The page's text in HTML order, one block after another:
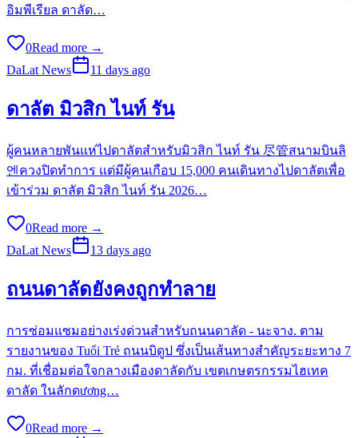
อิมพีเรียล ดาลัด…
0Read more →
DaLat News
11 days ago
ดาลัต มิวสิก ไนท์ รัน
ผู้คนหลายพันแห่ไปดาลัตสำหรับมิวสิก ไนท์ รัน 尽管สนามบินลิ
엔ควงปิดทำการ แต่มีผู้คนเกือบ 15,000 คนเดินทางไปดาลัตเพื่อ
เข้าร่วม ดาลัต มิวสิก ไนท์ รัน 2026…
0Read more →
DaLat News
13 days ago
ถนนดาลัดยังคงถูกทำลาย
การซ่อมแซมอย่างเร่งด่วนสำหรับถนนดาลัด - นะจาง. ตาม
รายงานของ Tuổi Trẻ ถนนบิดูป ซึ่งเป็นเส้นทางสำคัญระยะทาง 7
กม. ที่เชื่อมต่อใจกลางเมืองดาลัดกับ เขตเกษตรกรรมไฮเทค
ดาลัด ในลักดương…
0Read more →